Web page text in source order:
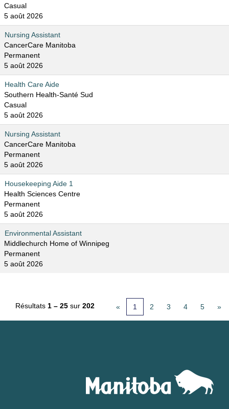
Casual
5 août 2026
Nursing Assistant
CancerCare Manitoba
Permanent
5 août 2026
Health Care Aide
Southern Health-Santé Sud
Casual
5 août 2026
Nursing Assistant
CancerCare Manitoba
Permanent
5 août 2026
Housekeeping Aide 1
Health Sciences Centre
Permanent
5 août 2026
Environmental Assistant
Middlechurch Home of Winnipeg
Permanent
5 août 2026
Résultats 1 – 25 sur 202 « 1 2 3 4 5 »